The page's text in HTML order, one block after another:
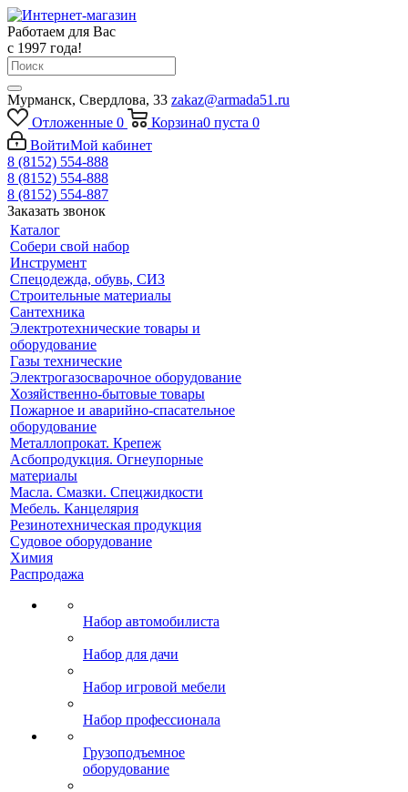
Работаем для Вас
с 1997 года!
Мурманск, Свердлова, 33 zakaz@armada51.ru
Отложенные 0 Корзина0 пуста 0
ВойтиМой кабинет
8 (8152) 554-888
8 (8152) 554-888
8 (8152) 554-887
Заказать звонок
Каталог
Собери свой набор
Инструмент
Спецодежда, обувь, СИЗ
Строительные материалы
Сантехника
Электротехнические товары и
оборудование
Газы технические
Электрогазосварочное оборудование
Хозяйственно-бытовые товары
Пожарное и аварийно-спасательное
оборудование
Металлопрокат. Крепеж
Асбопродукция. Огнеупорные
материалы
Масла. Смазки. Спецжидкости
Мебель. Канцелярия
Резинотехническая продукция
Судовое оборудование
Химия
Распродажа
Набор автомобилиста
Набор для дачи
Набор игровой мебели
Набор профессионала
Грузоподъемное
оборудование